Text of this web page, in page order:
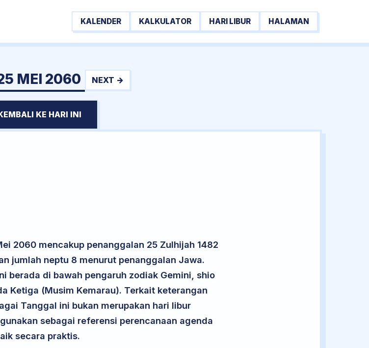
KALENDER KALKULATOR HARI LIBUR HALAMAN
MEI 2060 NEXT →
KE HARI INI
2060 mencakup penanggalan 25 Zulhijah 1482
jumlah neptu 8 menurut penanggalan Jawa.
berada di bawah pengaruh zodiak Gemini, shio
Ketiga (Musim Kemarau). Terkait keterangan
Tanggal ini bukan merupakan hari libur
sebagai referensi perencanaan agenda
secara praktis.